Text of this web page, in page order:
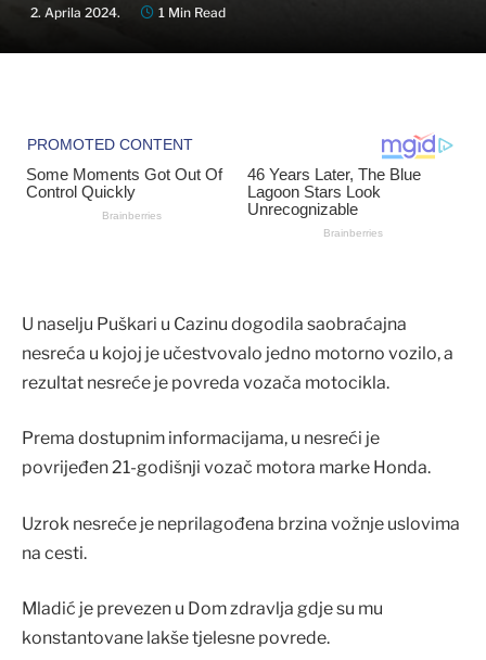
2. Aprila 2024. 1 Min Read
U naselju Puškari u Cazinu dogodila saobraćajna
nesreća u kojoj je učestvovalo jedno motorno vozilo, a
rezultat nesreće je povreda vozača motocikla.
Prema dostupnim informacijama, u nesreći je
povrijeđen 21-godišnji vozač motora marke Honda.
Uzrok nesreće je neprilagođena brzina vožnje uslovima
na cesti.
Mladić je prevezen u Dom zdravlja gdje su mu
konstantovane lakše tjelesne povrede.